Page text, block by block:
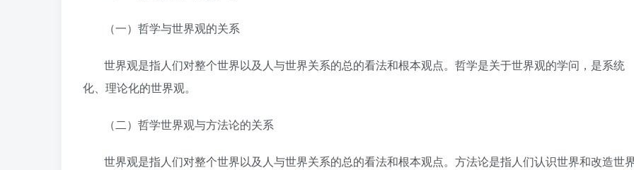
（一）哲学与世界观的关系
世界观是指人们对整个世界以及人与世界关系的总的看法和根本观点。哲学是关于世界观的学问，是系统
化、理论化的世界观。
（二）哲学世界观与方法论的关系
世界观是指人们对整个世界以及人与世界关系的总的看法和根本观点。方法论是指人们认识世界和改造世